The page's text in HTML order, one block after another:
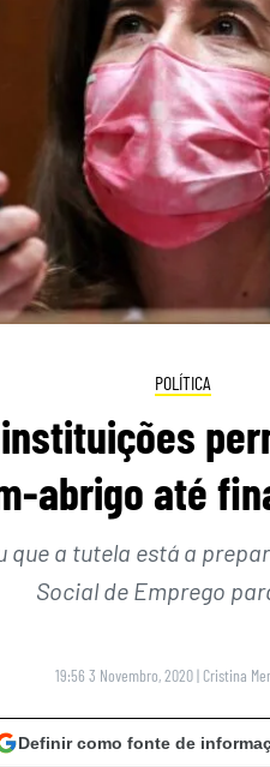
POLÍTICA
abrigo até
que a tutela está a
Social de Emprego
19:56 3 Novembro, 2020| Cristina
Definir como fonte de